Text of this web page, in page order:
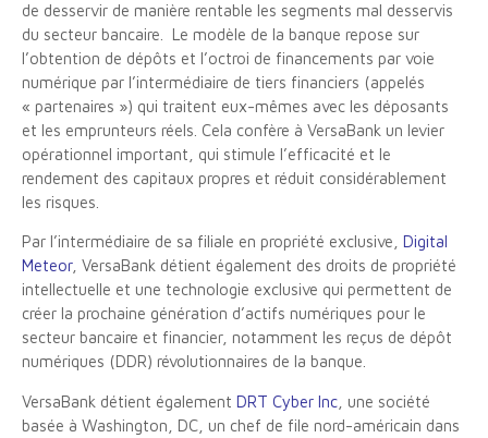
de desservir de manière rentable les segments mal desservis
du secteur bancaire. Le modèle de la banque repose sur
l’obtention de dépôts et l’octroi de financements par voie
numérique par l’intermédiaire de tiers financiers (appelés
« partenaires ») qui traitent eux-mêmes avec les déposants
et les emprunteurs réels. Cela confère à VersaBank un levier
opérationnel important, qui stimule l’efficacité et le
rendement des capitaux propres et réduit considérablement
les risques.
Par l’intermédiaire de sa filiale en propriété exclusive, Digital
Meteor, VersaBank détient également des droits de propriété
intellectuelle et une technologie exclusive qui permettent de
créer la prochaine génération d’actifs numériques pour le
secteur bancaire et financier, notamment les reçus de dépôt
numériques (DDR) révolutionnaires de la banque.
VersaBank détient également DRT Cyber Inc , une société
basée à Washington, DC, un chef de file nord-américain dans